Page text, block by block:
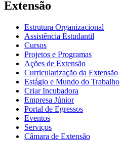
Extensão
Estrutura Organizacional
Assistência Estudantil
Cursos
Projetos e Programas
Ações de Extensão
Curricularização da Extensão
Estágio e Mundo do Trabalho
Criar Incubadora
Empresa Júnior
Portal de Egressos
Eventos
Serviços
Câmara de Extensão